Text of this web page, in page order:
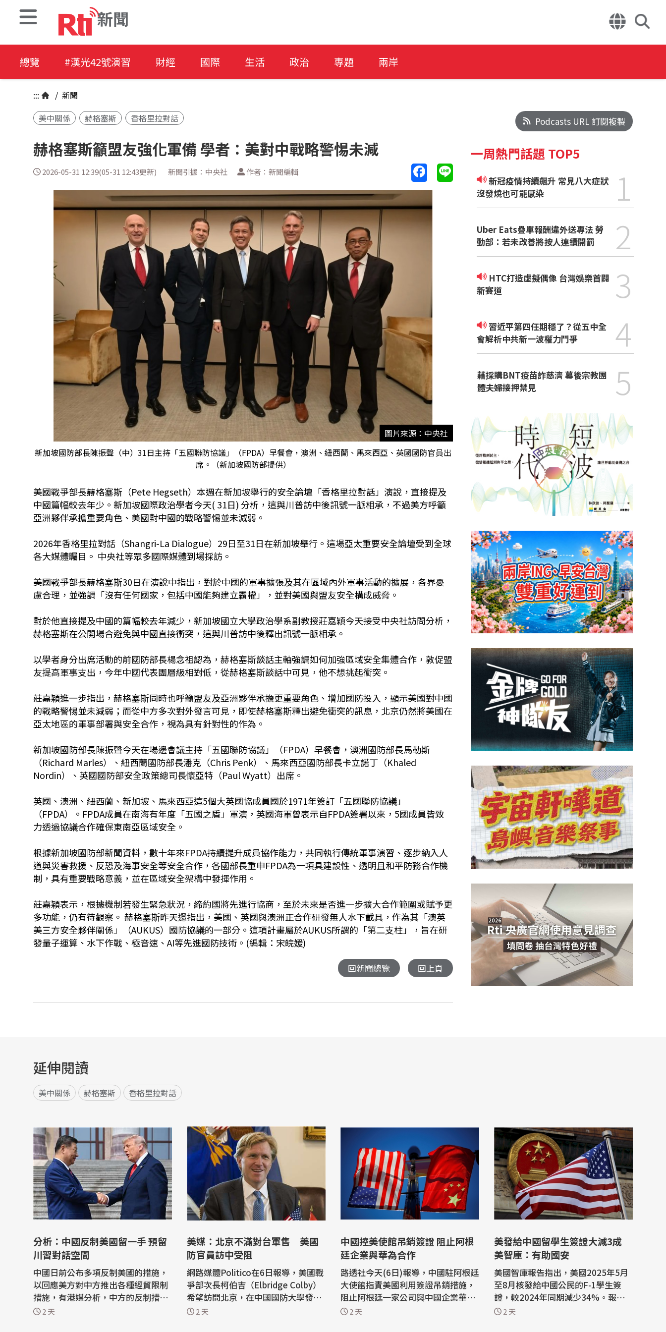
新聞
總覽 #漢光42號演習 財經 國際 生活 政治 專題 兩岸
::: / 新聞
美中關係
赫格塞斯 香格里拉對話
赫格塞斯籲盟友強化軍備 學者：美對中戰略警惕未減
2026-05-31 12:39(05-31 12:43更新) 新聞引據：中央社 作者：新聞編輯
圖片來源：中央社
新加坡國防部長陳振聲（中）31日主持「五國聯防協議」（FPDA）早餐會，澳洲、紐西蘭、馬來西亞、英國國防官員出
席。（新加坡國防部提供）
美國戰爭部長赫格塞斯（Pete Hegseth）本週在新加坡舉行的安全論壇「香格里拉對話」演說，直接提及
中國篇幅較去年少。新加坡國際政治學者今天( 31日) 分析，這與川普訪中後訊號一脈相承，不過美方呼籲
亞洲夥伴承擔重要角色、美國對中國的戰略警惕並未減弱。
2026年香格里拉對話（Shangri-La Dialogue）29日至31日在新加坡舉行。這場亞太重要安全論壇受到全球
各大媒體矚目。 中央社等眾多國際媒體到場採訪。
美國戰爭部長赫格塞斯30日在演說中指出，對於中國的軍事擴張及其在區域內外軍事活動的擴展，各界憂
慮合理，並強調「沒有任何國家，包括中國能夠建立霸權」，並對美國與盟友安全構成威脅。
對於他直接提及中國的篇幅較去年減少，新加坡國立大學政治學系副教授莊嘉穎今天接受中央社訪問分析，
赫格塞斯在公開場合避免與中國直接衝突，這與川普訪中後釋出訊號一脈相承。
以學者身分出席活動的前國防部長楊念祖認為，赫格塞斯談話主軸強調如何加強區域安全集體合作，敦促盟
友提高軍事支出，今年中國代表團層級相對低，從赫格塞斯談話中可見，他不想挑起衝突。
莊嘉穎進一步指出，赫格塞斯同時也呼籲盟友及亞洲夥伴承擔更重要角色、增加國防投入，顯示美國對中國
的戰略警惕並未減弱；而從中方多次對外發言可見，即使赫格塞斯釋出避免衝突的訊息，北京仍然將美國在
亞太地區的軍事部署與安全合作，視為具有針對性的作為。
新加坡國防部長陳振聲今天在場邊會議主持「五國聯防協議」（FPDA）早餐會，澳洲國防部長馬勒斯
（Richard Marles）、紐西蘭國防部長潘克（Chris Penk）、馬來西亞國防部長卡立諾丁（Khaled
Nordin）、英國國防部安全政策總司長懷亞特（Paul Wyatt）出席。
英國、澳洲、紐西蘭、新加坡、馬來西亞這5個大英國協成員國於1971年簽訂「五國聯防協議」
（FPDA）。FPDA成員在南海有年度「五國之盾」軍演，英國海軍曾表示自FPDA簽署以來，5國成員皆致
力透過協議合作確保東南亞區域安全。
根據新加坡國防部新聞資料，數十年來FPDA持續提升成員協作能力，共同執行傳統軍事演習、逐步納入人
道與災害救援、反恐及海事安全等安全合作，各國部長重申FPDA為一項具建設性、透明且和平防務合作機
制，具有重要戰略意義，並在區域安全架構中發揮作用。
莊嘉穎表示，根據機制若發生緊急狀況，締約國將先進行協商，至於未來是否進一步擴大合作範圍或賦予更
多功能，仍有待觀察。 赫格塞斯昨天還指出，美國、英國與澳洲正合作研發無人水下載具，作為其「澳英
美三方安全夥伴關係」（AUKUS）國防協議的一部分。這項計畫屬於AUKUS所謂的「第二支柱」，旨在研
發量子運算、水下作戰、極音速、AI等先進國防技術。(編輯：宋皖媛)
回新聞總覽 回上頁
Podcasts URL 訂閱複製
一周熱門話題 TOP5
新冠疫情持續飆升 常見八大症狀
沒發燒也可能感染
1
Uber Eats疊單報酬違外送專法 勞
動部：若未改善將按人連續開罰
2
新賽道
3
習近平第四任期穩了？從五中全
會解析中共新一波權力鬥爭
4
藉採購BNT疫苗詐慈濟 幕後宗教團
體夫婦接押禁見
5
延伸閱讀
美中關係 赫格塞斯 香格里拉對話
分析：中國反制美國留一手 預留
川習對話空間
中國日前公布多項反制美國的措施，
以回應美方對中方推出各種經貿限制
措施，有港媒分析，中方的反制措施
「沒有把拳頭揮到最盡」，刻意保留
2 天
美媒：北京不滿對台軍售 美國
防官員訪中受阻
網路媒體Politico在6日報導，美國戰
爭部次長柯伯吉（Elbridge Colby）
希望訪問北京，在中國國防大學發表
談話，但中方對去年底批准的110億
2 天
中國控美使館吊銷簽證 阻止阿根
廷企業與華為合作
路透社今天(6日)報導，中國駐阿根廷
大使館指責美國利用簽證吊銷措施，
阻止阿根廷一家公司與中國企業華為
(Huawei)的合作，稱此舉是對國家主
2 天
美發給中國留學生簽證大減3成
美智庫：有助國安
美國智庫報告指出，美國2025年5月
至8月核發給中國公民的F-1學生簽
證，較2024年同期減少34%。報告
認為，減少中國留學生有助降低技術
2 天